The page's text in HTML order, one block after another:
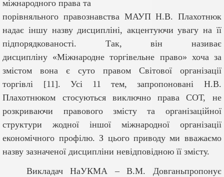
міжнародного права та
порівняльного правознавства МАУП Н.В. Плахотнюк
надає іншу назву дисципліні, акцентуючи увагу на її
підпорядкованості. Так, він називає
дисципліну «Міжнародне торгівельне право» хоча за
змістом вона є суто правом Світової організації
торгівлі [11]. Усі
11 тем, запропоновані Н.В.
Плахотнюком стосуються виключно права СОТ, не
розкриваючи правового змісту та організаційної
структури жодної іншої міжнародної організації
економічного профілю. З цього приводу ми вважаємо
назву зазначеної дисципліни невідповідною її змісту.
Викладач НаУКМА – В.М. Довганьпропонує